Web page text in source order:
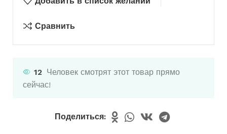
Сравнить
12 Человек смотрят этот товар прямо
сейчас!
Поделиться: